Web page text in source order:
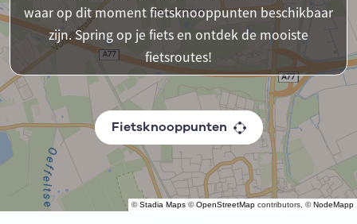
©Stadia Maps ©OpenStreetMap contributors, ©NodeMapp
waar op dit moment fietsknooppunten beschikbaar
zijn. Spring op je fiets en ontdek de mooiste
fietsroutes!
Fietsknooppunten